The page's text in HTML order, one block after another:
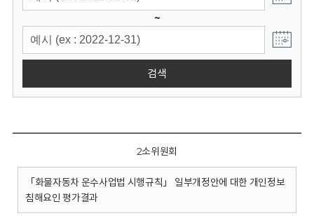
~
검색
2소위원회
「화물자동차 운수사업법 시행규칙」 일부개정안에 대한 개인정보
침해요인 평가결과